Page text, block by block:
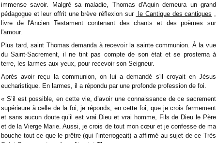
immense savoir. Malgré sa maladie, Thomas d'Aquin demeura un grand
pédagogue et leur offrit une brève réflexion sur le Cantique des cantiques
livre de l'Ancien Testament contenant des chants et des poèmes sur
l'amour.
Plus tard, saint Thomas demanda à recevoir la sainte communion. À la vue
du Saint-Sacrement, il ne tint pas compte de son état et se prosterna à
terre, les larmes aux yeux, pour recevoir son Seigneur.
Après avoir reçu la communion, on lui a demandé s'il croyait en Jésus
eucharistique. En larmes, il a répondu par une profonde profession de foi.
« S’il est possible, en cette vie, d’avoir une connaissance de ce sacrement
supérieure à celle de la foi, je réponds, en cette foi, que je crois fermement
et sans aucun doute qu’il est vrai Dieu et vrai homme, Fils de Dieu le Père
et de la Vierge Marie. Aussi, je crois de tout mon cœur et je confesse de ma
bouche tout ce que le prêtre (qui l’interrogeait) a affirmé au sujet de ce Très